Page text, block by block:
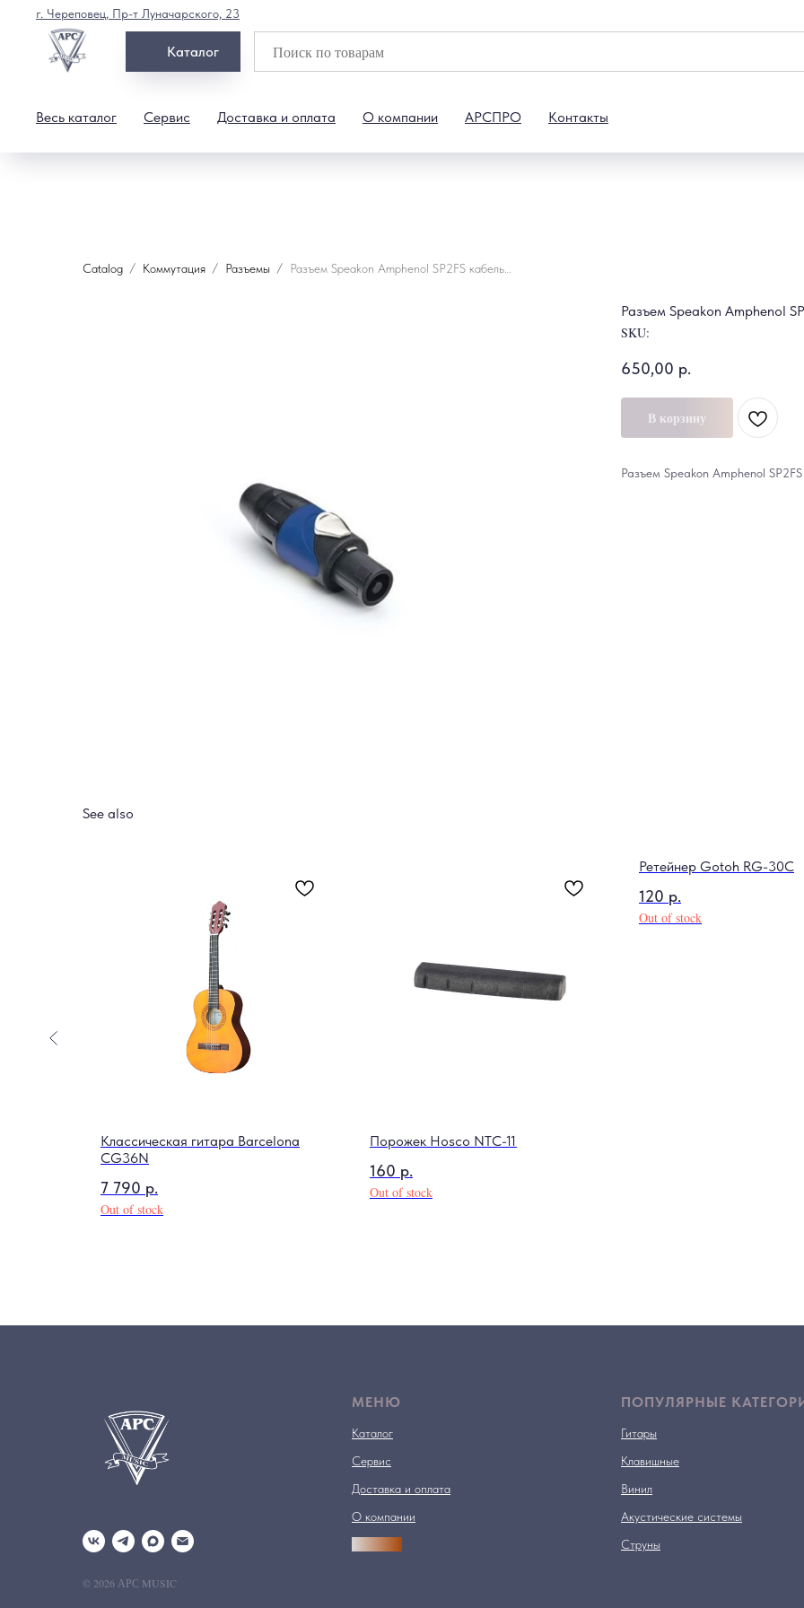
Каталог
Весь каталог Сервис Доставка и оплата О компании АРСПРО Контакты
г. Череповец, Пр-т Луначарского, 23
Catalog Коммутация Разъемы
Разъем Speakon Amphenol
SKU:
650,00 р.
В корзину
Разъем Speakon Amphenol
See also
Классическая гитара Barcelona
CG36N
7 790 р.
Out of stock
Порожек Hosco NTC-11
160 р.
Out of stock
Ретейнер Gotoh RG-30C
120 р.
Out of stock
© 2026 АРС MUSIC
МЕНЮ
Каталог
Сервис
Доставка и оплата
О компании
ПОПУЛЯРНЫЕ
Гитары
Клавишные
Винил
Акустические системы
Струны